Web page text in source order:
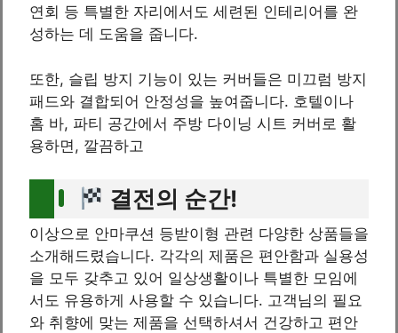
연회 등 특별한 자리에서도 세련된 인테리어를 완
성하는 데 도움을 줍니다.
또한, 슬립 방지 기능이 있는 커버들은 미끄럼 방지
패드와 결합되어 안정성을 높여줍니다. 호텔이나
홈 바, 파티 공간에서 주방 다이닝 시트 커버로 활
용하면, 깔끔하고
결전의 순간!
이상으로 안마쿠션 등받이형 관련 다양한 상품들을
소개해드렸습니다. 각각의 제품은 편안함과 실용성
을 모두 갖추고 있어 일상생활이나 특별한 모임에
서도 유용하게 사용할 수 있습니다. 고객님의 필요
와 취향에 맞는 제품을 선택하셔서 건강하고 편안